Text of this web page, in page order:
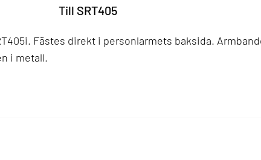
Till SRT405
Fästes direkt i personlarmets baksida.
i metall.